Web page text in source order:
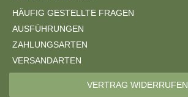
HÄUFIG GESTELLTE FRAGEN
AUSFÜHRUNGEN
ZAHLUNGSARTEN
VERSANDARTEN
VERTRAG WIDERRUFEN